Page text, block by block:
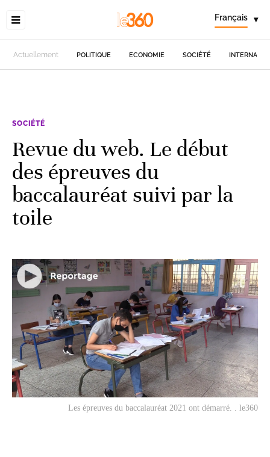
Français ▾
Actuellement POLITIQUE ECONOMIE SOCIÉTÉ
SOCIÉTÉ
Revue du web. Le début
des épreuves du
baccalauréat suivi par la
toile
Les épreuves du baccalauréat 2021 ont démarré. . le360